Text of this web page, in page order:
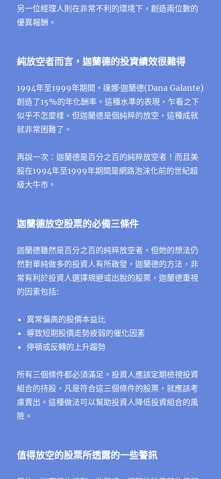
另一位經理人則在非常不利的環境下，創造兩位數的
優異報酬。
純放空者而言，迦蘭德的投資績效很難得
1994年至1999年期間，達娜·迦蘭德(Dana Galante)
創造了15%的年化酬率。這種水準的表現，乍看之下
似乎不怎麼樣，但迦蘭德是個純粹的放空，這種成就
就非常困難了。
再說一次：迦蘭德是百分之百的純粹放空者！而且美
股在1994年至1999年期間是網路泡沫化前的世紀超
級大牛市。
迦蘭德放空股票的必備三條件
迦蘭德雖然是百分之百的純粹放空者，但她的想法仍
然對單純做多的投資人有所啟發，迦蘭德的方法，非
常有利於投資人選擇規避或出脫的股票，迦蘭德重視
的因素包括:
異常偏高的股價本益比
導致短期股價走勢疲弱的催化因素
停頓或反轉的上升趨勢
所有三個條件都必須滿足。投資人應該定期檢視投資
組合的持股，凡是符合這三個條件的股票，就應該考
慮賣出。這種做法可以幫助投資人降低投資組合的風
險。
值得放空的股票所透露的一些警訊